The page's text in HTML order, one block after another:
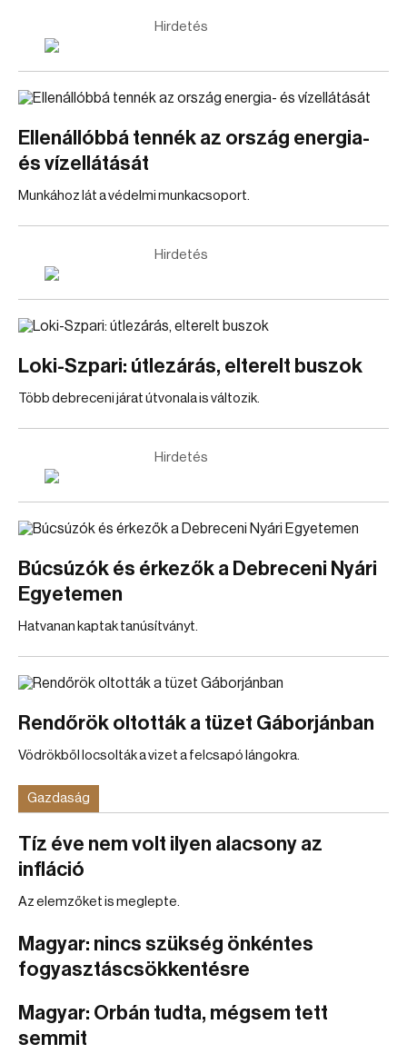
Hirdetés
Ellenállóbbá tennék az ország energia-
és vízellátását
Munkához lát a védelmi munkacsoport.
Hirdetés
Loki-Szpari: útlezárás, elterelt buszok
Több debreceni járat útvonala is változik.
Hirdetés
Búcsúzók és érkezők a Debreceni Nyári
Egyetemen
Hatvanan kaptak tanúsítványt.
Rendőrök oltották a tüzet Gáborjánban
Vödrökből locsolták a vizet a felcsapó lángokra.
Gazdaság
Tíz éve nem volt ilyen alacsony az
infláció
Az elemzőket is meglepte.
Magyar: nincs szükség önkéntes
fogyasztáscsökkentésre
Magyar: Orbán tudta, mégsem tett
semmit